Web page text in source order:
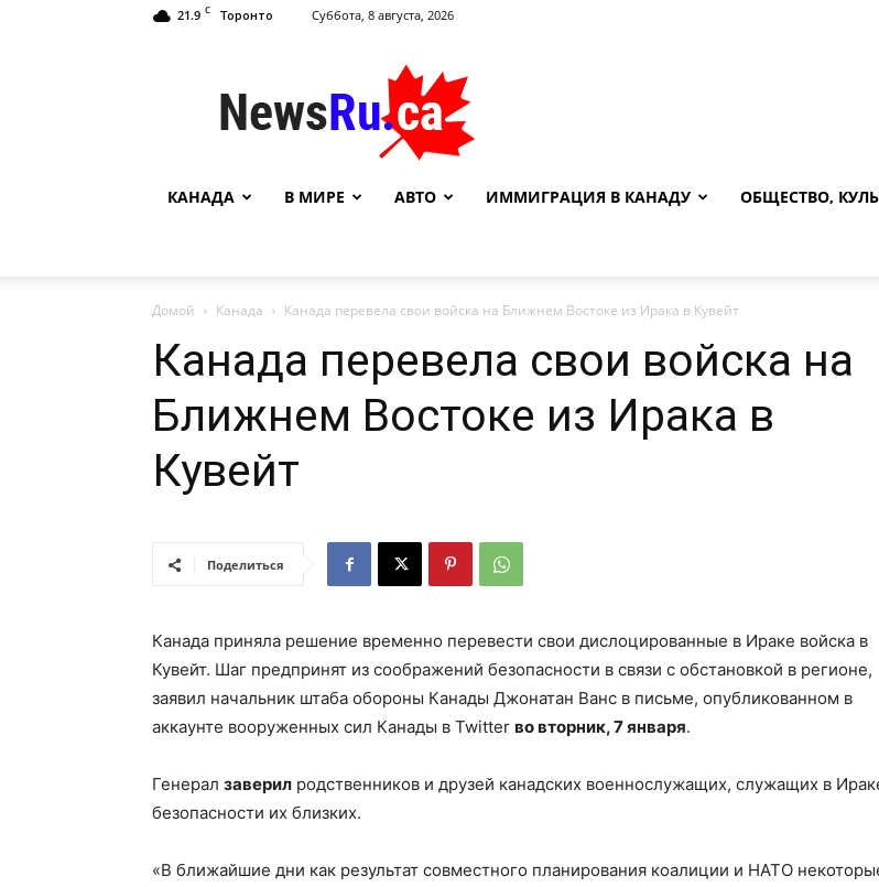
21.9 C Торонто Суббота, 8 августа, 2026
NewsRu.Ca
КАНАДА В МИРЕ АВТО ИММИГРАЦИЯ В КАНАДУ ОБЩЕСТВО,
Домой Канада Канада перевела свои войска на Ближнем Востоке из Ирака в Кувейт
Канада перевела свои войска на
Ближнем Востоке из Ирака в
Кувейт
Поделиться
Канада приняла решение временно перевести свои дислоцированные в Ираке войска в
Кувейт. Шаг предпринят из соображений безопасности в связи с обстановкой в регионе,
заявил начальник штаба обороны Канады Джонатан Ванс в письме, опубликованном в
аккаунте вооруженных сил Канады в Twitter во вторник, 7 января.
Генерал заверил родственников и друзей канадских военнослужащих, служащих в
безопасности их близких.
«В ближайшие дни как результат совместного планирования коалиции и НАТО